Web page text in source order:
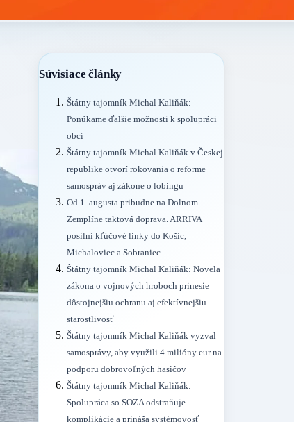
Súvisiace články
Štátny tajomník Michal Kaliňák:
Ponúkame ďalšie možnosti k spolupráci
obcí
Štátny tajomník Michal Kaliňák v Českej
republike otvorí rokovania o reforme
samospráv aj zákone o lobingu
Od 1. augusta pribudne na Dolnom
Zemplíne taktová doprava. ARRIVA
posilní kľúčové linky do Košíc,
Michaloviec a Sobraniec
Štátny tajomník Michal Kaliňák: Novela
zákona o vojnových hroboch prinesie
dôstojnejšiu ochranu aj efektívnejšiu
starostlivosť
Štátny tajomník Michal Kaliňák vyzval
samosprávy, aby využili 4 milióny eur na
podporu dobrovoľných hasičov
Štátny tajomník Michal Kaliňák:
Spolupráca so SOZA odstraňuje
komplikácie a prináša systémovosť